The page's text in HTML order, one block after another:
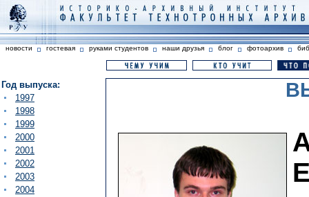
новости гостевая руками студентов наши друзья блог фотоархив
Год выпуска:
1997
1998
1999
2000
2001
2002
2003
2004